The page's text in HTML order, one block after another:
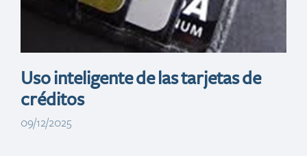
Uso inteligente de las tarjetas de
créditos
09/12/2025